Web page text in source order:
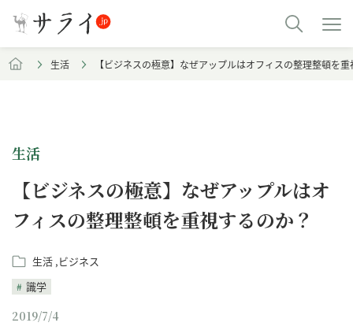
生活 【ビジネスの極意】なぜアップルはオフィスの整理整頓を
生活
【ビジネスの極意】なぜアップルはオ
フィスの整理整頓を重視するのか？
生活 ビジネス
識学
2019/7/4